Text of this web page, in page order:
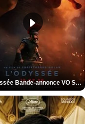
L'Odyssée Bande-annonce VO STFR